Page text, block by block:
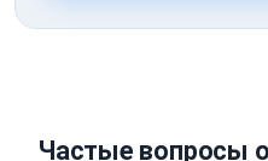
Частые вопросы